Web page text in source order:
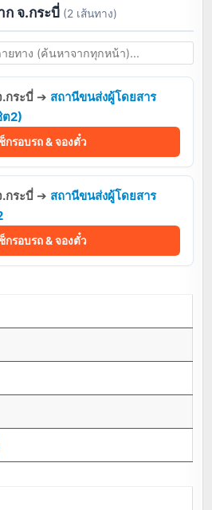
ก จ.กระบี่ (2 เส้นทาง)
กระบี่ ➔ สถานีขนส่งผู้โดยสาร
ต2)
กรอบรถ & จองตั๋ว
กระบี่ ➔ สถานีขนส่งผู้โดยสาร
กรอบรถ & จองตั๋ว